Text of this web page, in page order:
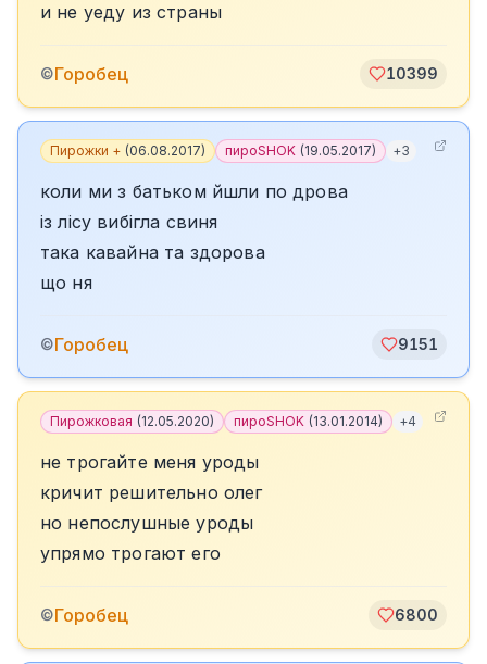
и не уеду из страны
©Горобец 10399
Пирожки + (06.08.2017) пироSHOK (19.05.2017) +3
коли ми з батьком йшли по дрова
із лісу вибігла свиня
така кавайна та здорова
що ня
©Горобец 9151
Пирожковая (12.05.2020) пироSHOK (13.01.2014) +4
не трогайте меня уроды
кричит решительно олег
но непослушные уроды
упрямо трогают его
©Горобец 6800